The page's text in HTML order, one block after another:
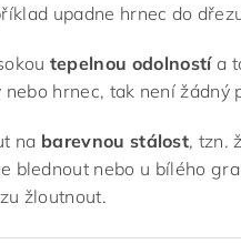
upadne hrnec do
tepelnou odolnostía
nebo hrnec, tak není žádný
na barevnou stálost, tzn.
blednout nebo u bílého
žloutnout.